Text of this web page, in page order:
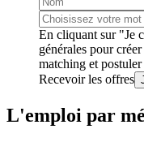
En cliquant sur "Je
générales pour
matching et
Recevoir les offres
L'emploi par